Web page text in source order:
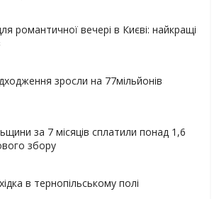
романтичної вечері в Києві: найкращі
зросли на 77мільйонів
за 7 місяців сплатили понад 1,6
збору
в тернопільському полі